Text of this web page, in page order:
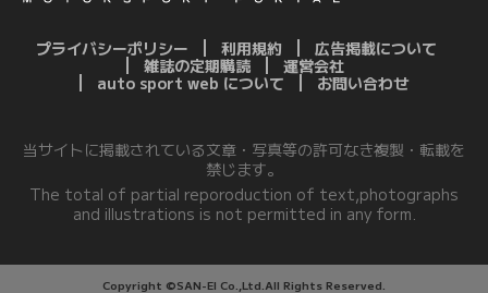
プライバシーポリシー 利用規約
広告掲載について
雑誌の定期購読
運営会社
auto sport web について
お問い合わせ
当サイトに掲載されている文章・写真等の許可なき複製・転載を
禁じます。
The total of partial reporoduction of text,photographs
and illustrations is not permitted in any form.
Copyright ©SAN-EI Co.,Ltd.All Rights Reserved.